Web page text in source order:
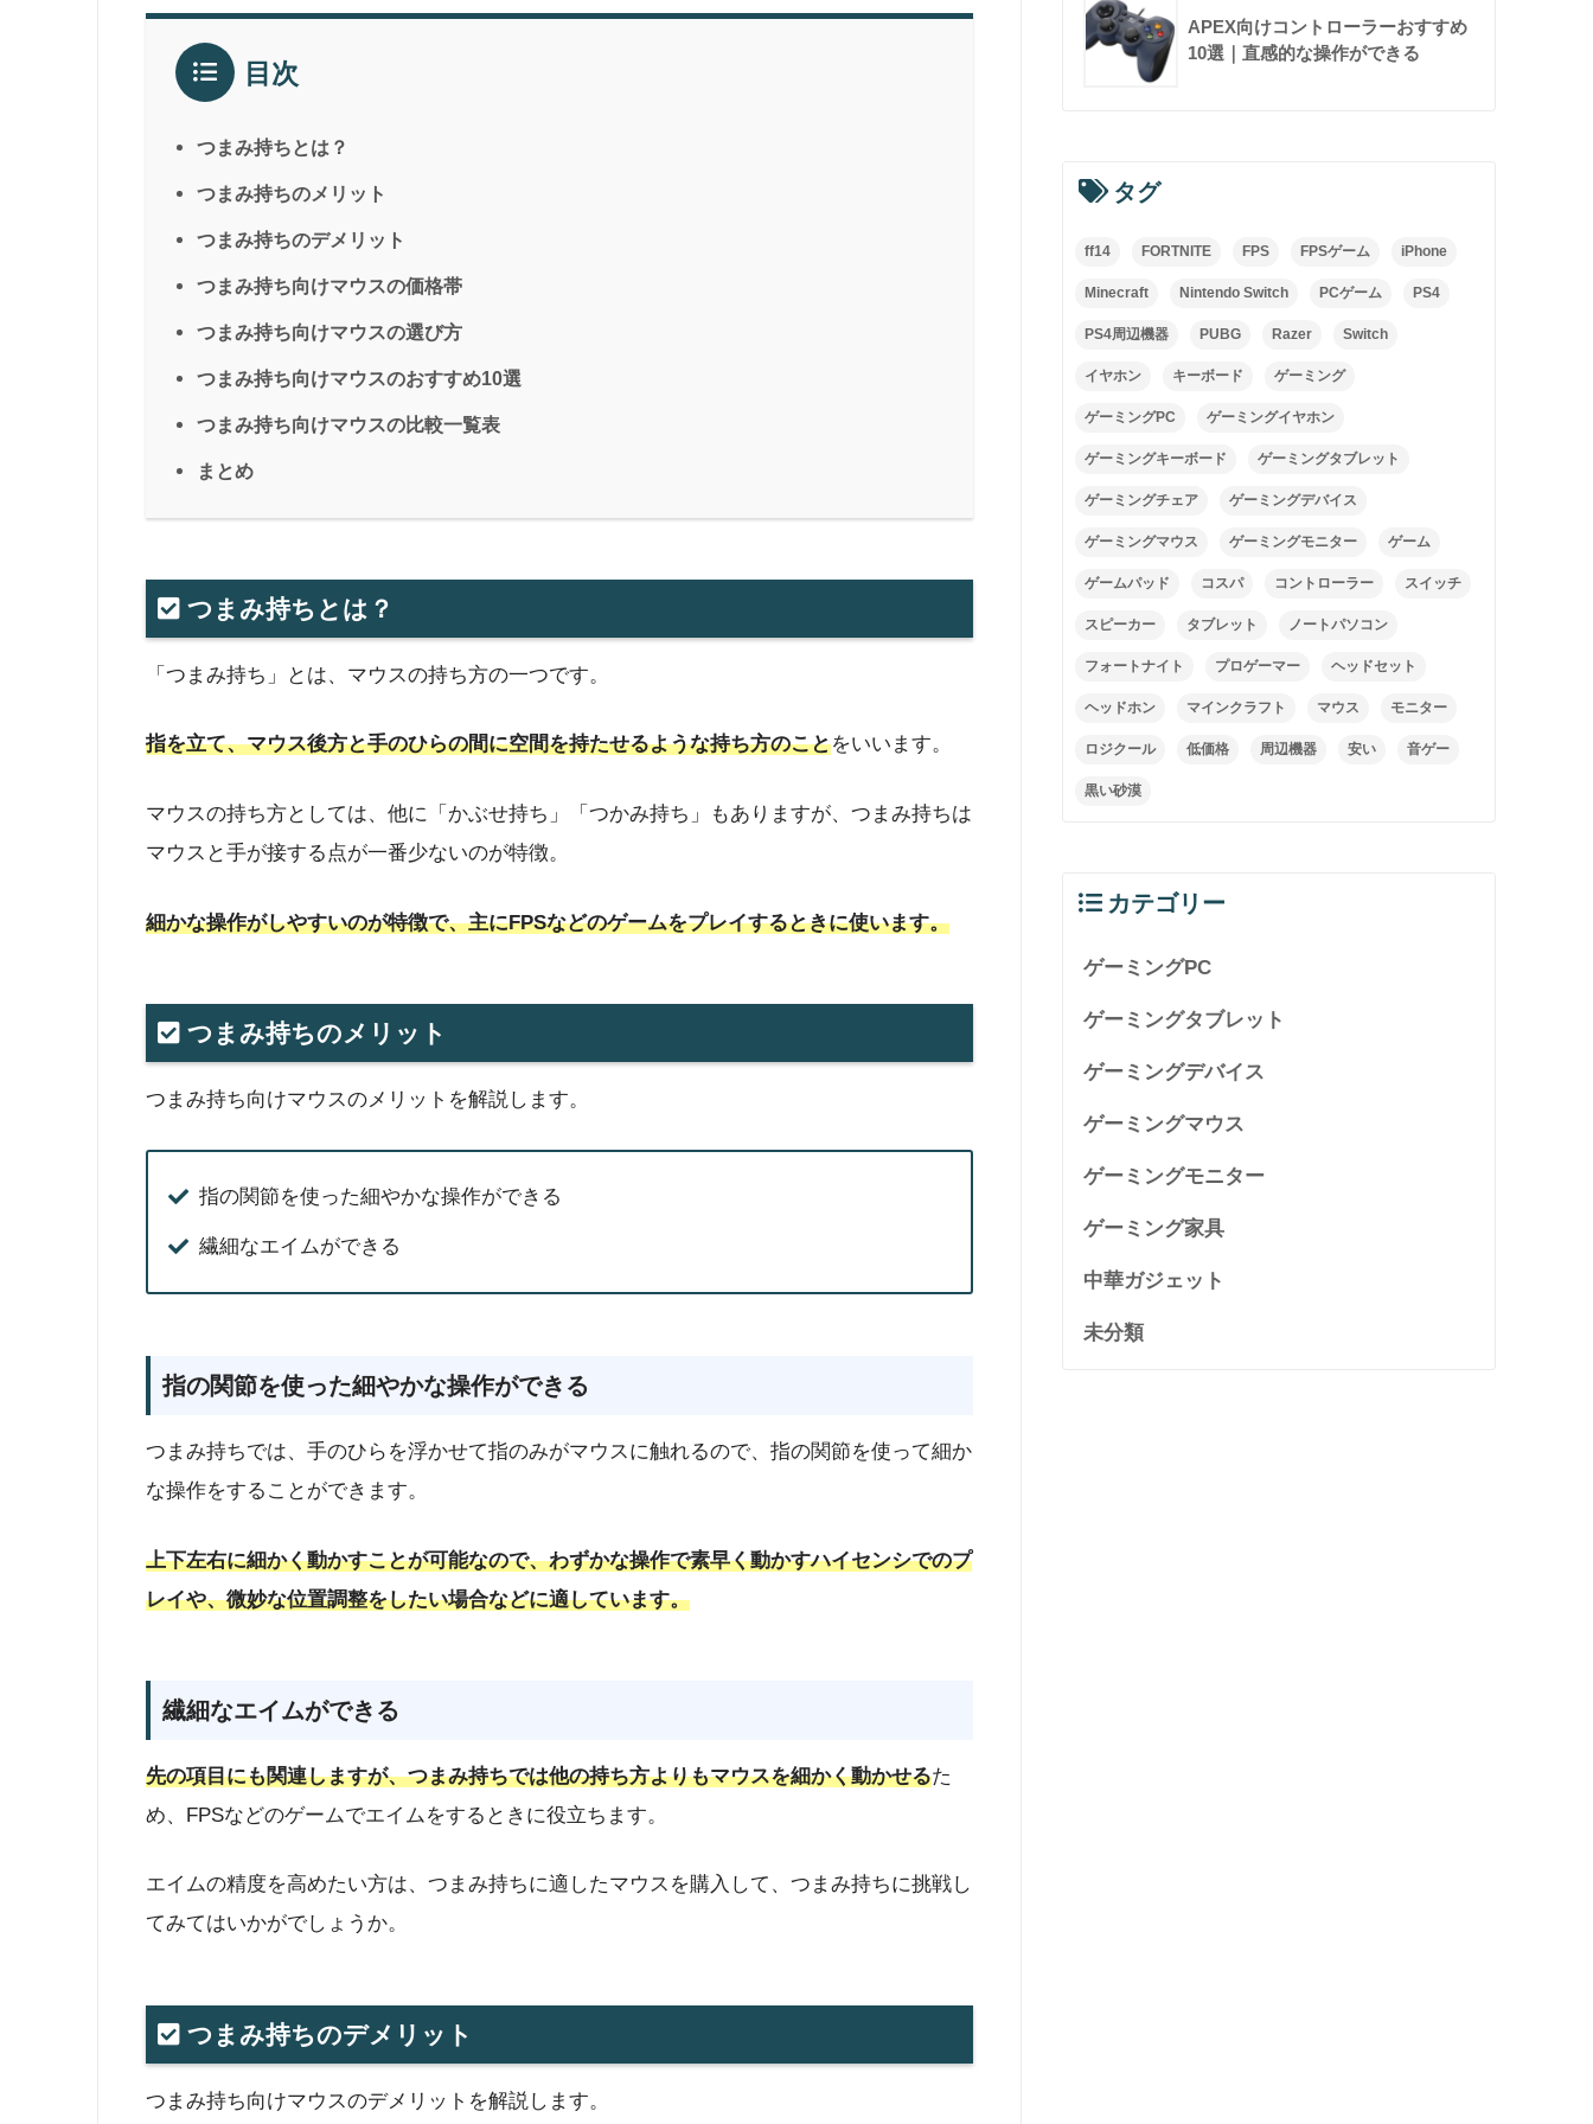
目次
つまみ持ちとは？
つまみ持ちのメリット
つまみ持ちのデメリット
つまみ持ち向けマウスの価格帯
つまみ持ち向けマウスの選び方
つまみ持ち向けマウスのおすすめ10選
つまみ持ち向けマウスの比較一覧表
まとめ
つまみ持ちとは？
「つまみ持ち」とは、マウスの持ち方の一つです。
指を立て、マウス後方と手のひらの間に空間を持たせるような持ち方のことをいいます。
マウスの持ち方としては、他に「かぶせ持ち」「つかみ持ち」もありますが、つまみ持ちは
マウスと手が接する点が一番少ないのが特徴。
細かな操作がしやすいのが特徴で、主にFPSなどのゲームをプレイするときに使います。
つまみ持ちのメリット
つまみ持ち向けマウスのメリットを解説します。
指の関節を使った細やかな操作ができる
繊細なエイムができる
指の関節を使った細やかな操作ができる
つまみ持ちでは、手のひらを浮かせて指のみがマウスに触れるので、指の関節を使って細か
な操作をすることができます。
上下左右に細かく動かすことが可能なので、わずかな操作で素早く動かすハイセンシでのプ
レイや、微妙な位置調整をしたい場合などに適しています。
繊細なエイムができる
先の項目にも関連しますが、つまみ持ちでは他の持ち方よりもマウスを細かく動かせるた
め、FPSなどのゲームでエイムをするときに役立ちます。
エイムの精度を高めたい方は、つまみ持ちに適したマウスを購入して、つまみ持ちに挑戦し
てみてはいかがでしょうか。
つまみ持ちのデメリット
つまみ持ち向けマウスのデメリットを解説します。
APEX向けコントローラーおすすめ
10選｜直感的な操作ができる
タグ
ff14 FORTNITE FPS FPSゲーム iPhone
Minecraft Nintendo Switch PCゲーム PS4
PS4周辺機器 PUBG Razer Switch
イヤホン キーボード ゲーミング
ゲーミングPC ゲーミングイヤホン
ゲーミングキーボード ゲーミングタブレット
ゲーミングチェア ゲーミングデバイス
ゲーミングマウス ゲーミングモニター ゲーム
ゲームパッド コスパ コントローラー スイッチ
スピーカー タブレット ノートパソコン
フォートナイト プロゲーマー ヘッドセット
ヘッドホン マインクラフト マウス モニター
ロジクール 低価格 周辺機器 安い 音ゲー
黒い砂漠
カテゴリー
ゲーミングPC
ゲーミングタブレット
ゲーミングデバイス
ゲーミングマウス
ゲーミングモニター
ゲーミング家具
中華ガジェット
未分類